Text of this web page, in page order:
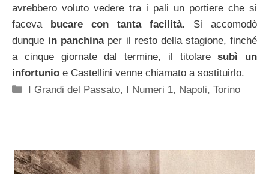
avrebbero voluto vedere tra i pali un portiere che si
faceva bucare con tanta facilità. Si accomodò
dunque in panchina per il resto della stagione, finché
a cinque giornate dal termine, il titolaresubì un
infortunio e Castellini venne chiamato a sostituirlo.
Categorie
I Grandi del Passato, I Numeri 1, Napoli,Torino